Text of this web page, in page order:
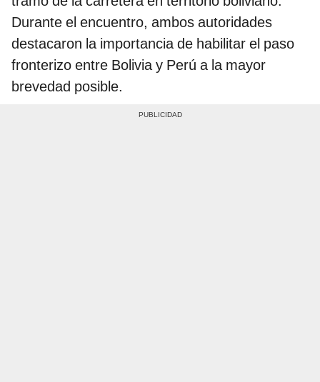
Durante el encuentro, ambos autoridades
destacaron la importancia de habilitar el paso
fronterizo entre Bolivia y Perú a la mayor
brevedad posible.